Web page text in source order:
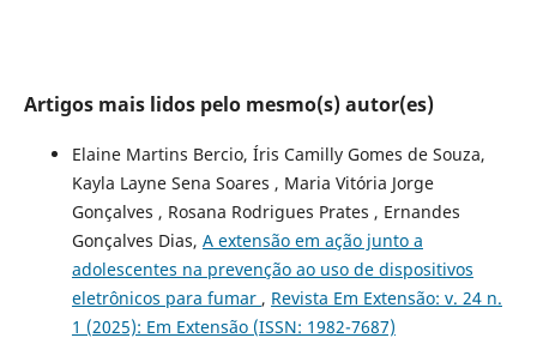
Artigos mais lidos pelo mesmo(s) autor(es)
Elaine Martins Bercio, Íris Camilly Gomes de Souza,
Kayla Layne Sena Soares , Maria Vitória Jorge
Gonçalves , Rosana Rodrigues Prates , Ernandes
Gonçalves Dias, A extensão em ação junto a
adolescentes na prevenção ao uso de dispositivos
eletrônicos para fumar , Revista Em Extensão: v. 24 n.
1 (2025): Em Extensão (ISSN: 1982-7687)